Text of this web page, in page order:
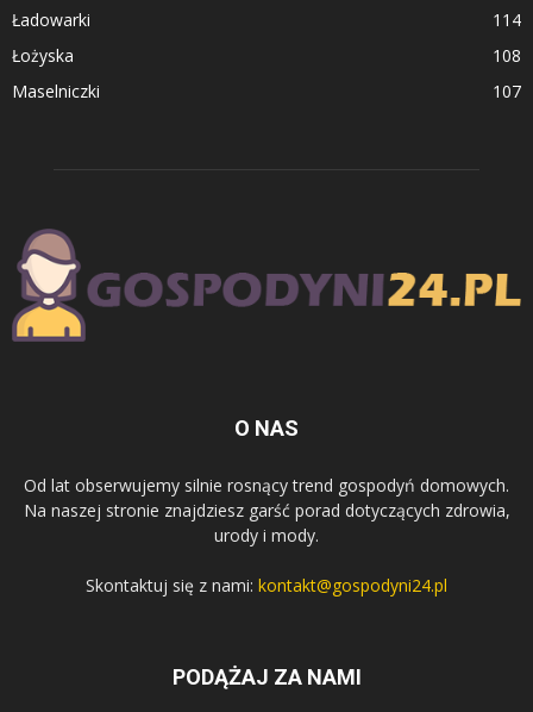
Ładowarki
114
Łożyska
108
Maselniczki
107
O NAS
Od lat obserwujemy silnie rosnący trend gospodyń domowych.
Na naszej stronie znajdziesz garść porad dotyczących zdrowia,
urody i mody.
Skontaktuj się z nami: kontakt@gospodyni24.pl
PODĄŻAJ ZA NAMI